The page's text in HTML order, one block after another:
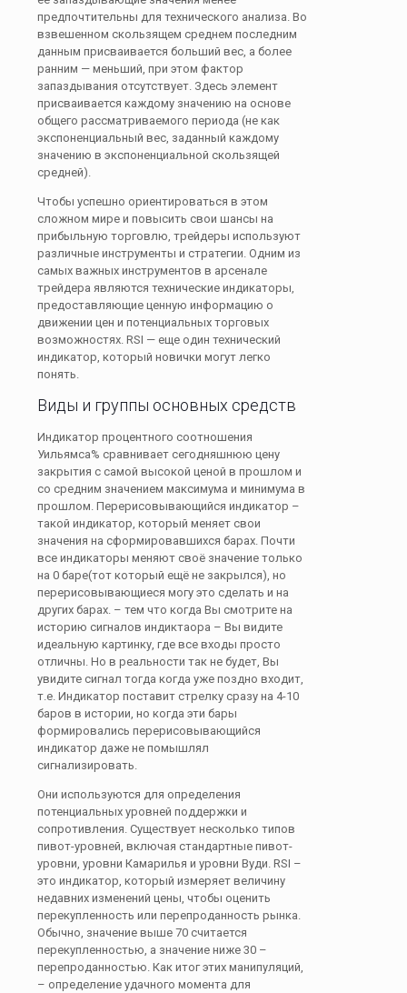
предпочтительны для технического анализа. Во
взвешенном скользящем среднем последним
данным присваивается больший вес, а более
ранним — меньший, при этом фактор
запаздывания отсутствует. Здесь элемент
присваивается каждому значению на основе
общего рассматриваемого периода (не как
экспоненциальный вес, заданный каждому
значению в экспоненциальной скользящей
средней).
Чтобы успешно ориентироваться в этом
сложном мире и повысить свои шансы на
прибыльную торговлю‚ трейдеры используют
различные инструменты и стратегии. Одним из
самых важных инструментов в арсенале
трейдера являются технические индикаторы‚
предоставляющие ценную информацию о
движении цен и потенциальных торговых
возможностях. RSI — еще один технический
индикатор, который новички могут легко
понять.
Виды и группы основных средств
Индикатор процентного соотношения
Уильямса% сравнивает сегодняшнюю цену
закрытия с самой высокой ценой в прошлом и
со средним значением максимума и минимума в
прошлом. Перерисовывающийся индикатор –
такой индикатор, который меняет свои
значения на сформировавшихся барах. Почти
все индикаторы меняют своё значение только
на 0 баре(тот который ещё не закрылся), но
перерисовывающиеся могу это сделать и на
других барах. – тем что когда Вы смотрите на
историю сигналов индиктаора – Вы видите
идеальную картинку, где все входы просто
отличны. Но в реальности так не будет, Вы
увидите сигнал тогда когда уже поздно входит,
т.е. Индикатор поставит стрелку сразу на 4-10
баров в истории, но когда эти бары
формировались перерисовывающийся
индикатор даже не помышлял
сигнализировать.
Они используются для определения
потенциальных уровней поддержки и
сопротивления. Существует несколько типов
пивот-уровней, включая стандартные пивот-
уровни, уровни Камарилья и уровни Вуди. RSI –
это индикатор, который измеряет величину
недавних изменений цены, чтобы оценить
перекупленность или перепроданность рынка.
Обычно, значение выше 70 считается
перекупленностью, а значение ниже 30 –
перепроданностью. Как итог этих манипуляций,
– определение удачного момента для